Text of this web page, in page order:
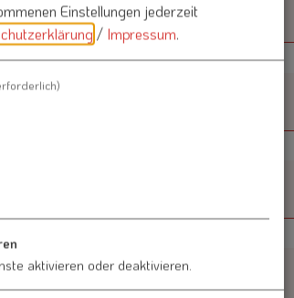
Nachname*Einstellungen jederzeit
/ Impressum.
aktivieren oder deaktivieren.